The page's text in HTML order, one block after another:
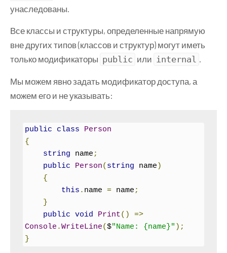
унаследованы.
Все классы и структуры, определенные напрямую
вне других типов (классов и структур) могут иметь
только модификаторы public или internal
Мы можем явно задать модификатор доступа, а
можем его и не указывать:
public class
Person
{
string name ;
public
Person( string name )
{
this . name = name ;
}
public void Print()
=>
Console .WriteLine($"Name: {name}" );
}